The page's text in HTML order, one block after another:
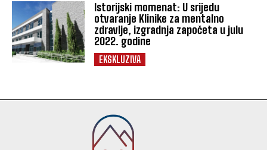
Istorijski momenat: U srijedu
otvaranje Klinike za mentalno
zdravlje, izgradnja započeta u julu
2022. godine
EKSKLUZIVA